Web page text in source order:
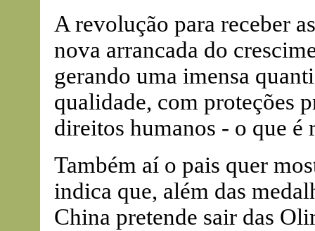
A revolução para receber
nova arrancada do
gerando uma imensa
qualidade, com proteções
direitos humanos - o que é
Também aí o pais quer
indica que, além das
China pretende sair das